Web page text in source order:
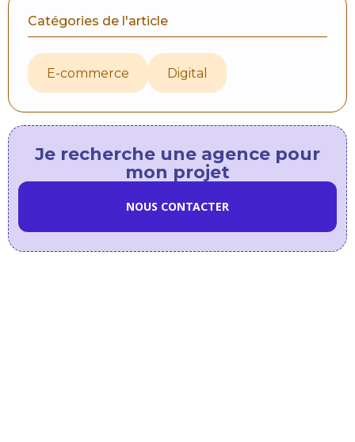
Catégories de l'article
E-commerce Digital
Je recherche une agence pour
mon projet
NOUS CONTACTER